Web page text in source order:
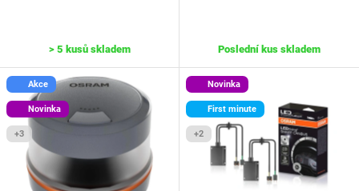
> 5 kusů skladem Poslední kus skladem
Akce
Novinka
+3
Novinka
First minute
+2